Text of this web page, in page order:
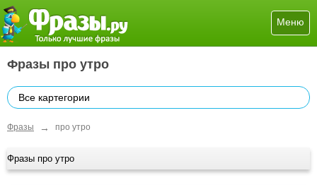
Меню
Фразы про утро
Все картегории
Фразы → про утро
Фразы про утро